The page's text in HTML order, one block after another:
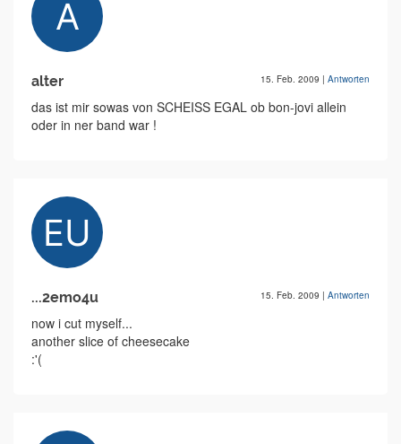
alter 15. Feb. 2009 | Antworten
das ist mir sowas von SCHEISS EGAL ob bon-jovi allein
oder in ner band war !
...2emo4u 15. Feb. 2009 | Antworten
now i cut myself...
another slice of cheesecake
:'(